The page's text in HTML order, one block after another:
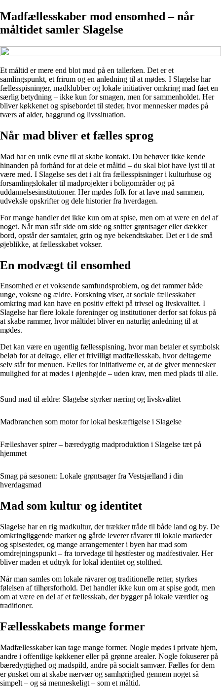
Madfællesskaber mod ensomhed – når
måltidet samler Slagelse
Et måltid er mere end blot mad på en tallerken. Det er et
samlingspunkt, et frirum og en anledning til at mødes. I Slagelse har
fællesspisninger, madklubber og lokale initiativer omkring mad fået en
særlig betydning – ikke kun for smagen, men for sammenholdet. Her
bliver køkkenet og spisebordet til steder, hvor mennesker mødes på
tværs af alder, baggrund og livssituation.
Når mad bliver et fælles sprog
Mad har en unik evne til at skabe kontakt. Du behøver ikke kende
hinanden på forhånd for at dele et måltid – du skal blot have lyst til at
være med. I Slagelse ses det i alt fra fællesspisninger i kulturhuse og
forsamlingslokaler til madprojekter i boligområder og på
uddannelsesinstitutioner. Her mødes folk for at lave mad sammen,
udveksle opskrifter og dele historier fra hverdagen.
For mange handler det ikke kun om at spise, men om at være en del af
noget. Når man står side om side og snitter grøntsager eller dækker
bord, opstår der samtaler, grin og nye bekendtskaber. Det er i de små
øjeblikke, at fællesskabet vokser.
En modvægt til ensomhed
Ensomhed er et voksende samfundsproblem, og det rammer både
unge, voksne og ældre. Forskning viser, at sociale fællesskaber
omkring mad kan have en positiv effekt på trivsel og livskvalitet. I
Slagelse har flere lokale foreninger og institutioner derfor sat fokus på
at skabe rammer, hvor måltidet bliver en naturlig anledning til at
mødes.
Det kan være en ugentlig fællesspisning, hvor man betaler et symbolsk
beløb for at deltage, eller et frivilligt madfællesskab, hvor deltagerne
selv står for menuen. Fælles for initiativerne er, at de giver mennesker
mulighed for at mødes i øjenhøjde – uden krav, men med plads til alle.
Sund mad til ældre: Slagelse styrker næring og livskvalitet
Madbranchen som motor for lokal beskæftigelse i Slagelse
Fælleshaver spirer – bæredygtig madproduktion i Slagelse tæt på
hjemmet
Smag på sæsonen: Lokale grøntsager fra Vestsjælland i din
hverdagsmad
Mad som kultur og identitet
Slagelse har en rig madkultur, der trækker tråde til både land og by. De
omkringliggende marker og gårde leverer råvarer til lokale markeder
og spisesteder, og mange arrangementer i byen har mad som
omdrejningspunkt – fra torvedage til høstfester og madfestivaler. Her
bliver maden et udtryk for lokal identitet og stolthed.
Når man samles om lokale råvarer og traditionelle retter, styrkes
følelsen af tilhørsforhold. Det handler ikke kun om at spise godt, men
om at være en del af et fællesskab, der bygger på lokale værdier og
traditioner.
Fællesskabets mange former
Madfællesskaber kan tage mange former. Nogle mødes i private hjem,
andre i offentlige køkkener eller på grønne arealer. Nogle fokuserer på
bæredygtighed og madspild, andre på socialt samvær. Fælles for dem
er ønsket om at skabe nærvær og samhørighed gennem noget så
simpelt – og så menneskeligt – som et måltid.